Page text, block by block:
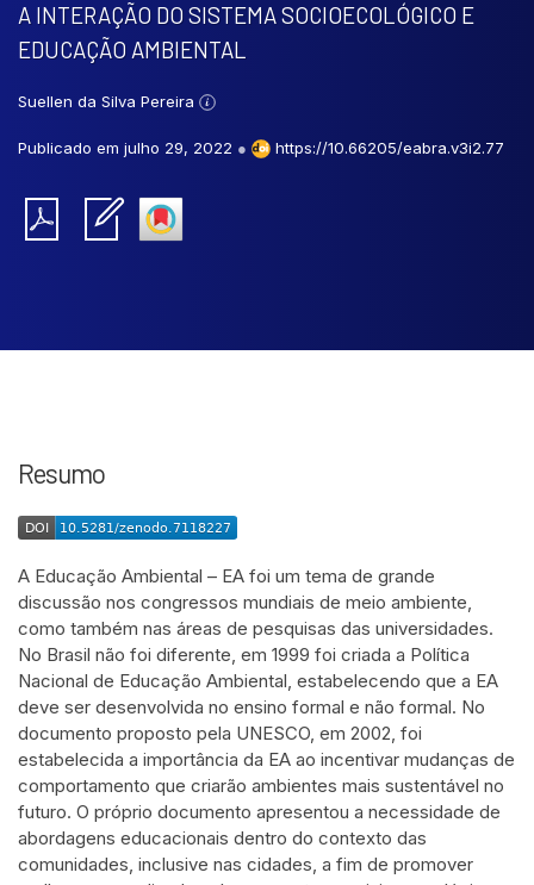
A INTERAÇÃO DO SISTEMA SOCIOECOLÓGICO E
EDUCAÇÃO AMBIENTAL
Suellen da Silva Pereira
Publicado em julho 29, 2022 ● https://10.66205/eabra.v3i2.77
Resumo
A Educação Ambiental – EA foi um tema de grande
discussão nos congressos mundiais de meio ambiente,
como também nas áreas de pesquisas das universidades.
No Brasil não foi diferente, em 1999 foi criada a Política
Nacional de Educação Ambiental, estabelecendo que a EA
deve ser desenvolvida no ensino formal e não formal. No
documento proposto pela UNESCO, em 2002, foi
estabelecida a importância da EA ao incentivar mudanças de
comportamento que criarão ambientes mais sustentável no
futuro. O próprio documento apresentou a necessidade de
abordagens educacionais dentro do contexto das
comunidades, inclusive nas cidades, a fim de promover